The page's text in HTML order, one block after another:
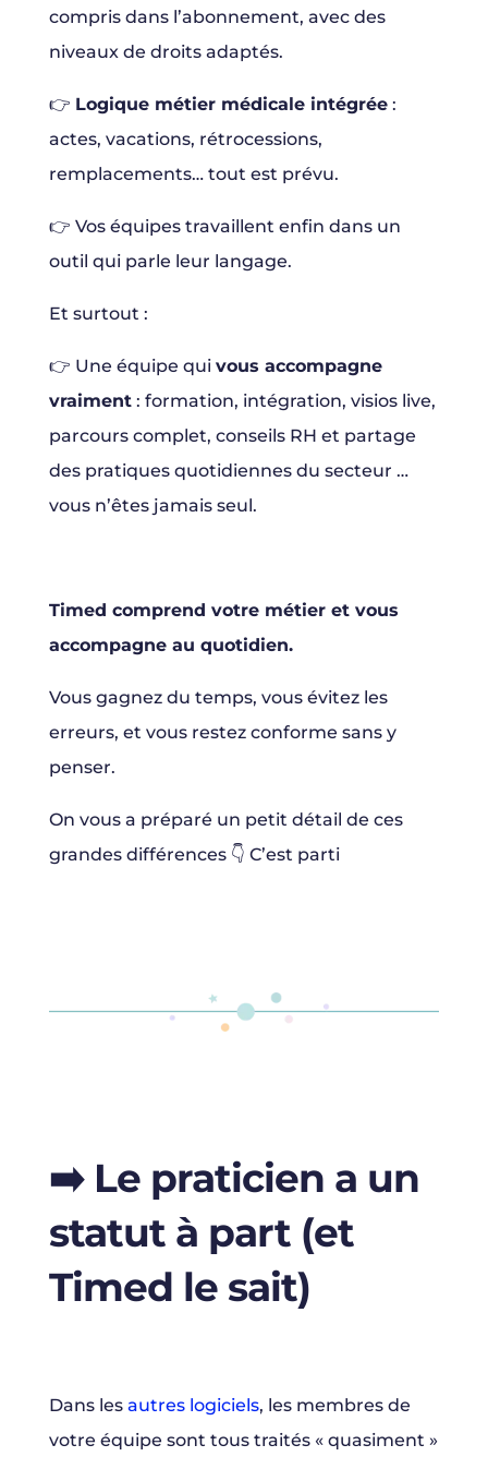
compris dans l’abonnement, avec des
niveaux de droits adaptés.
👉 Logique métier médicale intégrée:
actes, vacations, rétrocessions,
remplacements… tout est prévu.
👉 Vos équipes travaillent enfin dans un
outil qui parle leur langage.
Et surtout :
👉 Une équipe qui vous accompagne
vraiment: formation, intégration, visios live,
parcours complet, conseils RH et partage
des pratiques quotidiennes du secteur …
vous n’êtes jamais seul.
Timed comprend votre métier et vous
accompagne au quotidien.
Vous gagnez du temps, vous évitez les
erreurs, et vous restez conforme sans y
penser.
On vous a préparé un petit détail de ces
grandes différences 👇 C’est parti
➡️Le praticien a un
statut à part (et
Timed le sait)
Dans les autres logiciels, les membres de
votre équipe sont tous traités « quasiment »